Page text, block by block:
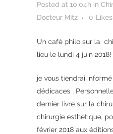
Posted at 10:04h in
Docteur Mitz
0 Likes
Un café philo sur la
lieu le lundi 4 juin 2018!
je vous tiendrai
dédicaces ;
dernier livre sur la
chirurgie esthétique,
février 2018 aux